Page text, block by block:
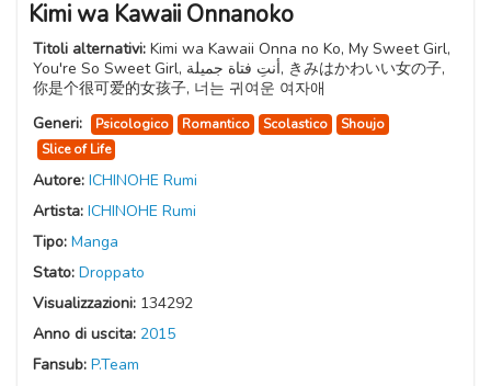
Kimi wa Kawaii Onnanoko
Titoli alternativi: Kimi wa Kawaii Onna no Ko, My Sweet Girl,
You're So Sweet Girl, أنتِ فتاة جميلة, きみはかわいい女の子,
你是个很可爱的女孩子, 너는 귀여운 여자애
Generi:
Psicologico Romantico Scolastico
Shoujo
Slice of Life
Autore: ICHINOHE Rumi
Artista: ICHINOHE Rumi
Tipo: Manga
Stato: Droppato
Visualizzazioni: 134292
Anno di uscita: 2015
Fansub: P.Team